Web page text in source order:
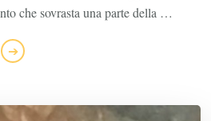
che sovrasta una parte della …